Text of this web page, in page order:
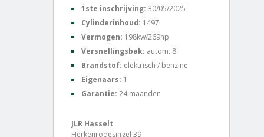
1ste inschrijving: 30/05/2025
Cylinderinhoud: 1497
Vermogen: 198kw/269hp
Versnellingsbak: autom. 8
Brandstof: elektrisch / benzine
Eigenaars: 1
Garantie: 24 maanden
JLR Hasselt
Herkenrodesingel 39